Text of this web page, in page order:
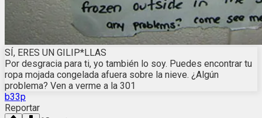
SÍ, ERES UN GILIP*LLAS
Por desgracia para ti, yo también lo soy. Puedes encontrar tu
ropa mojada congelada afuera sobre la nieve. ¿Algún
problema? Ven a verme a la 301
b33p
Reportar